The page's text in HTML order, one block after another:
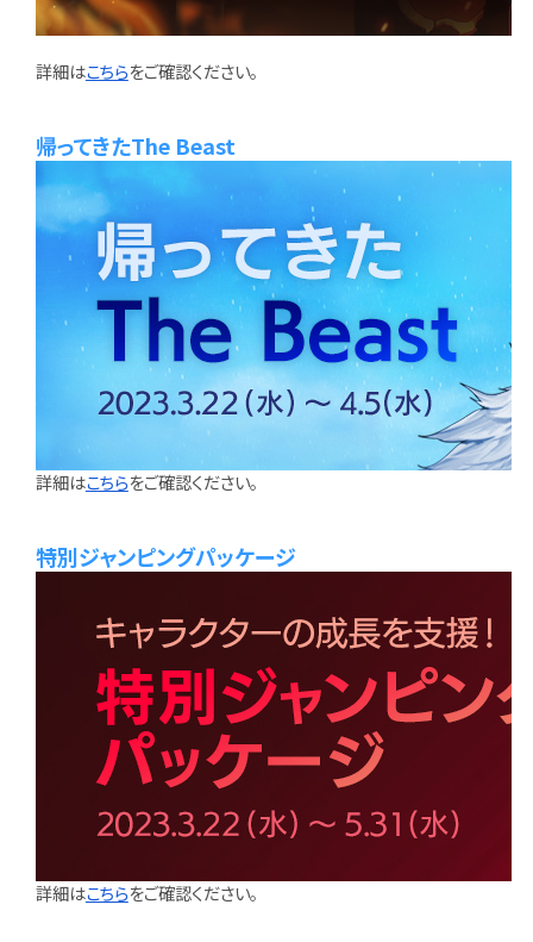
詳細はこちらをご確認ください。
帰ってきたThe Beast
詳細はこちらをご確認ください。
特別ジャンピングパッケージ
詳細はこちらをご確認ください。